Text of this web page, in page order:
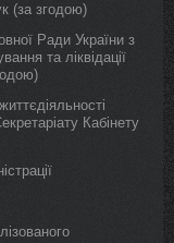
(за згодою)
Ради України з
та ліквідації
Кабінету